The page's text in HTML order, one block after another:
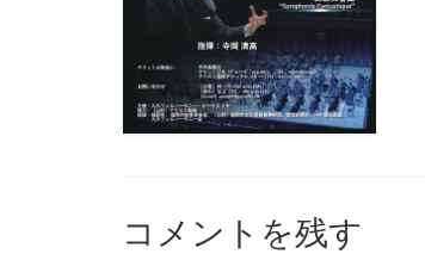
コメントを残す